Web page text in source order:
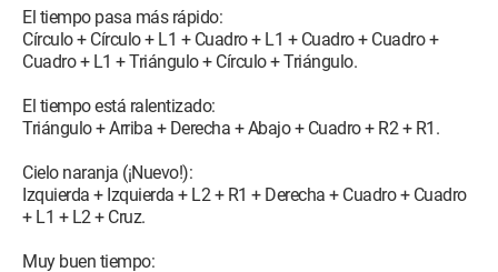
El tiempo pasa más rápido:
Círculo + Círculo + L1 + Cuadro + L1 + Cuadro + Cuadro +
Cuadro + L1 + Triángulo + Círculo + Triángulo.
El tiempo está ralentizado:
Triángulo + Arriba + Derecha + Abajo + Cuadro + R2 + R1.
Cielo naranja (¡Nuevo!):
Izquierda + Izquierda + L2 + R1 + Derecha + Cuadro + Cuadro
+ L1 + L2 + Cruz.
Muy buen tiempo: